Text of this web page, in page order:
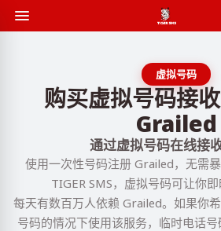
虚拟号码
购买虚拟号码接
Grailed
通过虚拟号码在线接
使用一次性号码注册 Grailed，无需
TIGER SMS，虚拟号码可让你即
每天有数百万人依赖 Grailed。如果你
号码的情况下使用该服务，临时电话